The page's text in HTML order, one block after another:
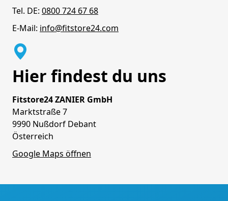
Tel. DE: 0800 724 67 68
E-Mail: info@fitstore24.com
Hier findest du uns
Fitstore24 ZANIER GmbH
Marktstraße 7
9990 Nußdorf Debant
Österreich
Google Maps öffnen